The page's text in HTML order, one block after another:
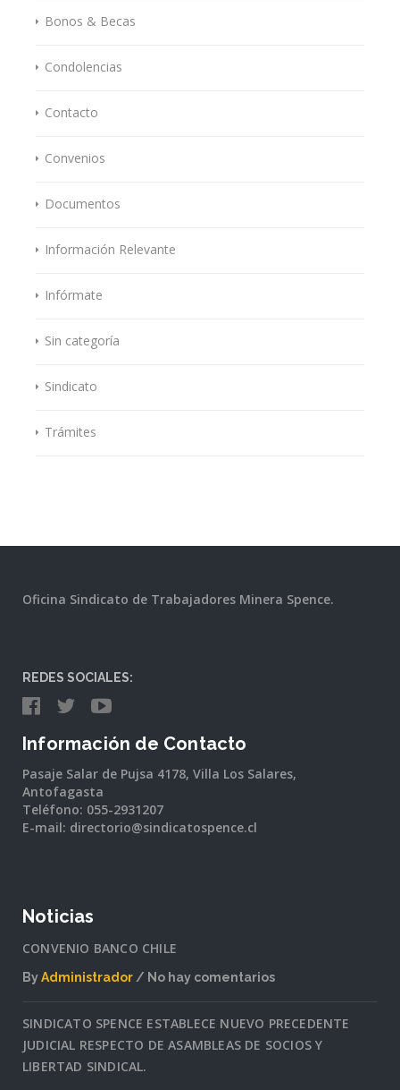
Bonos & Becas
Condolencias
Contacto
Convenios
Documentos
Información Relevante
Infórmate
Sin categoría
Sindicato
Trámites
Oficina Sindicato de Trabajadores Minera Spence.
REDES SOCIALES:
Información de Contacto
Pasaje Salar de Pujsa 4178, Villa Los Salares,
Antofagasta
Teléfono: 055-2931207
E-mail: directorio@sindicatospence.cl
Noticias
CONVENIO BANCO CHILE
ByAdministrador
No hay comentarios
BANCO
CHILE
SINDICATO SPENCE ESTABLECE NUEVO PRECEDENTE
JUDICIAL RESPECTO DE ASAMBLEAS DE SOCIOS Y
LIBERTAD SINDICAL.